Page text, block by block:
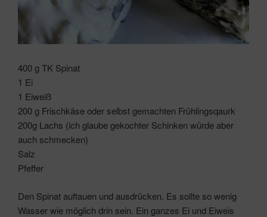
400 g TK Spinat
1 Ei
1 Eiweiß
200 g Frischkäse oder selbst gemachten Frühlingsqaurk
200g Lachs (ich glaube gekochter Schinken würde aber
auch schmecken)
Salz
Pfeffer
Den Spinat auftauen und ausdrücken. Es sollte so wenig
Wasser wie möglich drin sein. Ein ganzes Ei und Eiweis